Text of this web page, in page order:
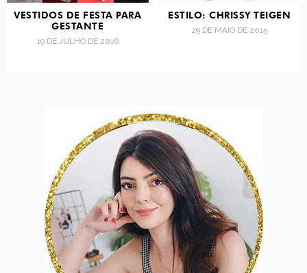
VESTIDOS DE FESTA PARA
GESTANTE
19 DE JULHO DE 2016
ESTILO: CHRISSY TEIGEN
29 DE MAIO DE 2015